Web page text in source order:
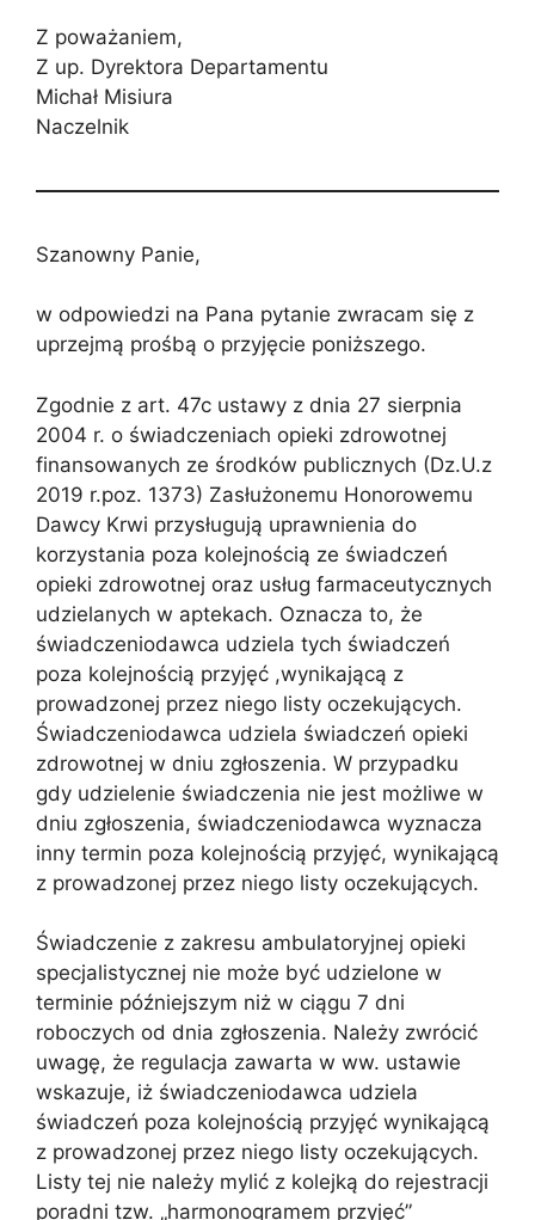
Z poważaniem,
Z up. Dyrektora Departamentu
Michał Misiura
Naczelnik
Szanowny Panie,
w odpowiedzi na Pana pytanie zwracam się z
uprzejmą prośbą o przyjęcie poniższego.
Zgodnie z art. 47c ustawy z dnia 27 sierpnia
2004 r. o świadczeniach opieki zdrowotnej
finansowanych ze środków publicznych (Dz.U.z
2019 r.poz. 1373) Zasłużonemu Honorowemu
Dawcy Krwi przysługują uprawnienia do
korzystania poza kolejnością ze świadczeń
opieki zdrowotnej oraz usług farmaceutycznych
udzielanych w aptekach. Oznacza to, że
świadczeniodawca udziela tych świadczeń
poza kolejnością przyjęć ,wynikającą z
prowadzonej przez niego listy oczekujących.
Świadczeniodawca udziela świadczeń opieki
zdrowotnej w dniu zgłoszenia. W przypadku
gdy udzielenie świadczenia nie jest możliwe w
dniu zgłoszenia, świadczeniodawca wyznacza
inny termin poza kolejnością przyjęć, wynikającą
z prowadzonej przez niego listy oczekujących.
Świadczenie z zakresu ambulatoryjnej opieki
specjalistycznej nie może być udzielone w
terminie późniejszym niż w ciągu 7 dni
roboczych od dnia zgłoszenia. Należy zwrócić
uwagę, że regulacja zawarta w ww. ustawie
wskazuje, iż świadczeniodawca udziela
świadczeń poza kolejnością przyjęć wynikającą
z prowadzonej przez niego listy oczekujących.
Listy tej nie należy mylić z kolejką do rejestracji
poradni tzw. „harmonogramem przyjęć”